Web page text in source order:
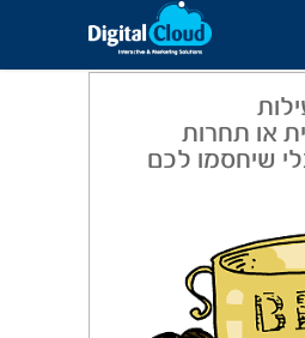
או תחרות
שיחסמו לכם